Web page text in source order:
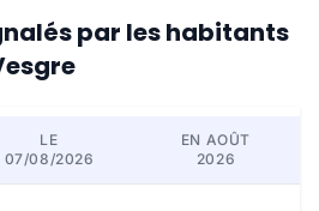
par les habitants
LE
07/08/2026
EN AOÛT
2026